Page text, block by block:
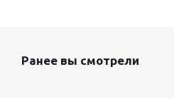
Ранее вы смотрели